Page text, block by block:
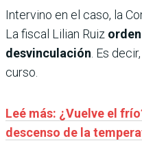
Intervino en el caso, la
La fiscal Lilian Ruiz
desvinculación . Es
curso.
Leé más: ¿Vuelve el
descenso de la